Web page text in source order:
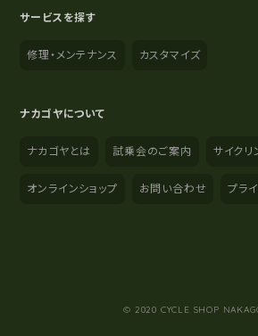
サービスを探す
修理・メンテナンス カスタマイズ
ナカゴヤについて
ナカゴヤとは 試乗会のご案内 サイクリ
オンラインショップ お問い合わせ プラ
© 2020 CYCLE SHOP